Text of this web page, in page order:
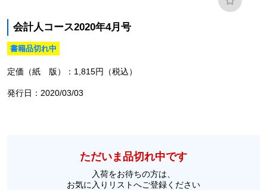
会計人コース2020年4月号
書籍品切れ中
定価（紙 版）：1,815円（税込）
発行日：2020/03/03
ただいま品切れ中です
入荷をお待ちの方は、
お気に入りリストへご登録ください